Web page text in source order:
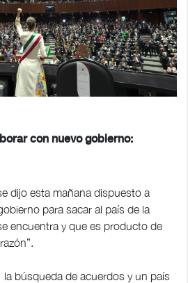
con nuevo gobierno:
dijo esta mañana dispuesto a
para sacar al país de la
encuentra y que es producto de
búsqueda de acuerdos y un país